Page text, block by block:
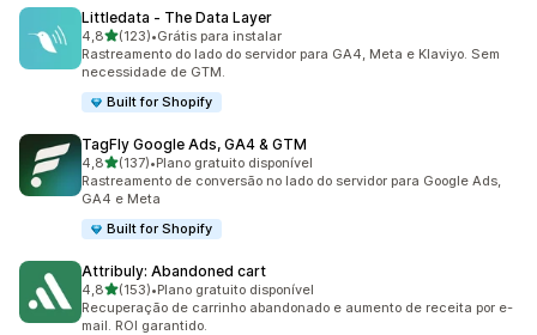
Littledata ‑ The Data Layer
4,8de 5 estrelas
(123)
123 avaliações ao todo
•Grátis para instalar
Rastreamento do lado do servidor para GA4, Meta e Klaviyo. Sem
necessidade de GTM.
Built for Shopify
TagFly Google Ads, GA4 & GTM
4,8de 5 estrelas
(137)
137 avaliações ao todo
•Plano gratuito disponível
Rastreamento de conversão no lado do servidor para Google Ads,
GA4 e Meta
Built for Shopify
Attribuly: Abandoned cart
4,8de 5 estrelas
(153)
153 avaliações ao todo
•Plano gratuito disponível
Recuperação de carrinho abandonado e aumento de receita por e-
mail. ROI garantido.